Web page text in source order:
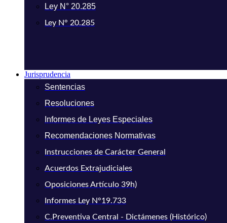
Ley N° 20.285
Ley N° 20.285
Jurisprudencia
Sentencias
Resoluciones
Informes de Leyes Especiales
Recomendaciones Normativas
Instrucciones de Carácter General
Acuerdos Extrajudiciales
Oposiciones Artículo 39h)
Informes Ley N°19.733
C.Preventiva Central - Dictámenes (Histórico)